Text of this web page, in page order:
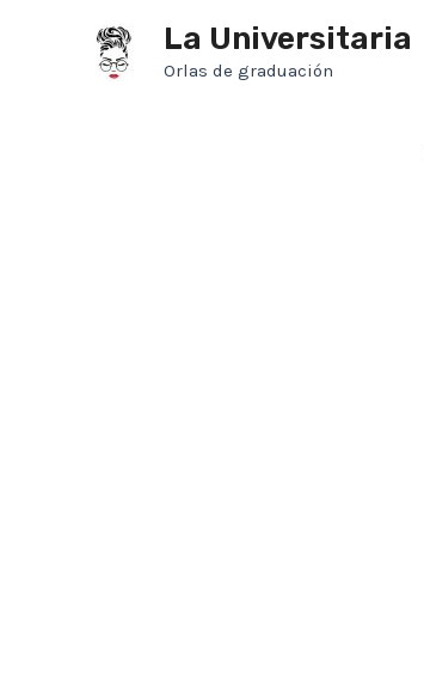
La Universitaria
Orlas de graduación